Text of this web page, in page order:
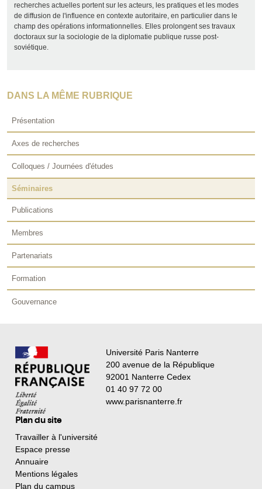
recherches actuelles portent sur les acteurs, les pratiques et les modes
de diffusion de l'influence en contexte autoritaire, en particulier dans le
champ des opérations informationnelles. Elles prolongent ses travaux
doctoraux sur la sociologie de la diplomatie publique russe post-
soviétique.
DANS LA MÊME RUBRIQUE
Présentation
Axes de recherches
Colloques / Journées d'études
Séminaires
Publications
Membres
Partenariats
Formation
Gouvernance
Université Paris Nanterre
200 avenue de la République
92001 Nanterre Cedex
01 40 97 72 00
www.parisnanterre.fr
Plan du site
Travailler à l'université
Espace presse
Annuaire
Mentions légales
Plan du campus